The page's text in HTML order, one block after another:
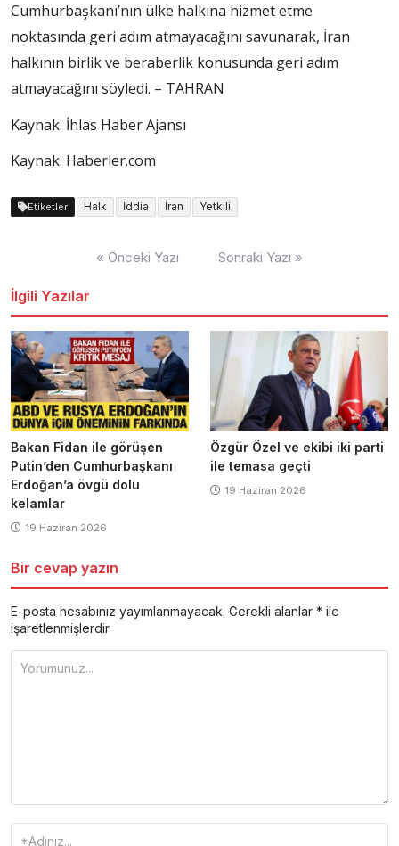
Cumhurbaşkanı’nın ülke halkına hizmet etme
noktasında geri adım atmayacağını savunarak, İran
halkının birlik ve beraberlik konusunda geri adım
atmayacağını söyledi. – TAHRAN
Kaynak: İhlas Haber Ajansı
Kaynak: Haberler.com
Etiketler Halk İddia İran Yetkili
« Önceki Yazı Sonraki Yazı »
İlgili Yazılar
Bakan Fidan ile görüşen
Putin’den Cumhurbaşkanı
Erdoğan’a övgü dolu
kelamlar
19 Haziran 2026
Özgür Özel ve ekibi iki parti
ile temasa geçti
19 Haziran 2026
Bir cevap yazın
E-posta hesabınız yayımlanmayacak. Gerekli alanlar * ile
işaretlenmişlerdir